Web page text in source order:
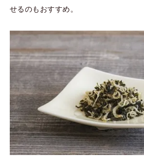
せるのもおすすめ。